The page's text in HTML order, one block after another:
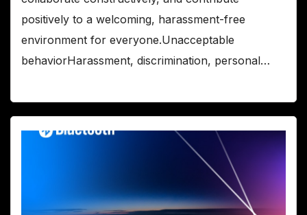
positively to a welcoming, harassment-free
environment for everyone.Unacceptable
behaviorHarassment, discrimination, personal…